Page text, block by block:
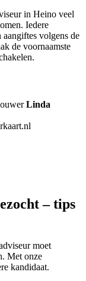
in Heino veel
Iedere
volgens de
de voornaamste
Linda
– tips
moet
Met onze
kandidaat.